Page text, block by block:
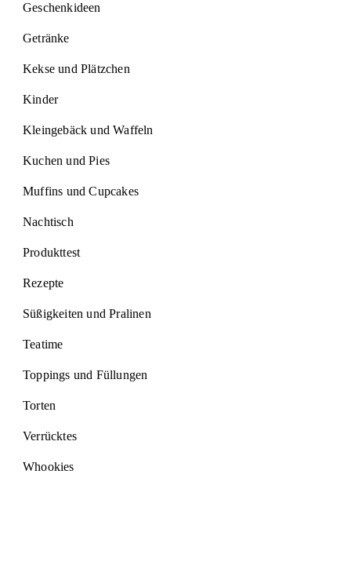
Geschenkideen
Getränke
Kekse und Plätzchen
Kinder
Kleingebäck und Waffeln
Kuchen und Pies
Muffins und Cupcakes
Nachtisch
Produkttest
Rezepte
Süßigkeiten und Pralinen
Teatime
Toppings und Füllungen
Torten
Verrücktes
Whookies